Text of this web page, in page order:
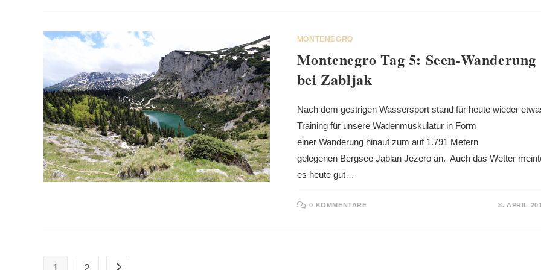
MONTENEGRO
Montenegro Tag 5: Seen-Wanderung
bei Zabljak
Nach dem gestrigen Wassersport stand für heute wieder
Training für unsere Wadenmuskulatur in Form
einer Wanderung hinauf zum auf 1.791 Metern
gelegenen Bergsee Jablan Jezero an. Auch das Wetter
es heute gut…
0 KOMMENTARE 3. APRIL